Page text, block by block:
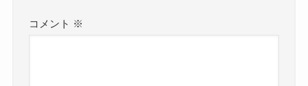
コメント ※